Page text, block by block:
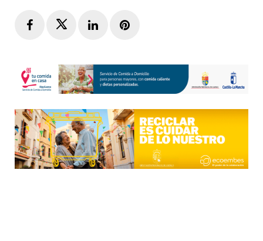
FacebookTwitterLinkedInPinterest